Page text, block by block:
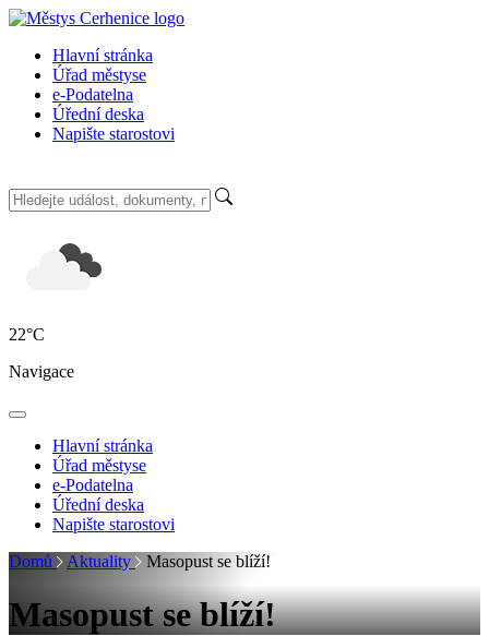
Hlavní stránka
Úřad městyse
e-Podatelna
Úřední deska
Napište starostovi
22°C
Navigace
Hlavní stránka
Úřad městyse
e-Podatelna
Úřední deska
Napište starostovi
Domů
Aktuality Masopust se blíží!
Masopust se blíží!